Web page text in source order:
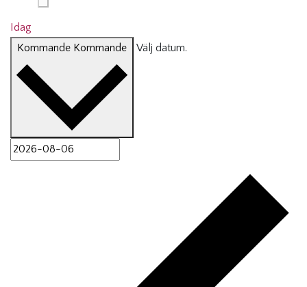
Idag
Kommande Kommande Välj datum.